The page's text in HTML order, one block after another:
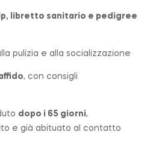
libretto sanitario e pedigree
pulizia e alla socializzazione
, con consigli
dopo i 65 giorni,
e già abituato al contatto